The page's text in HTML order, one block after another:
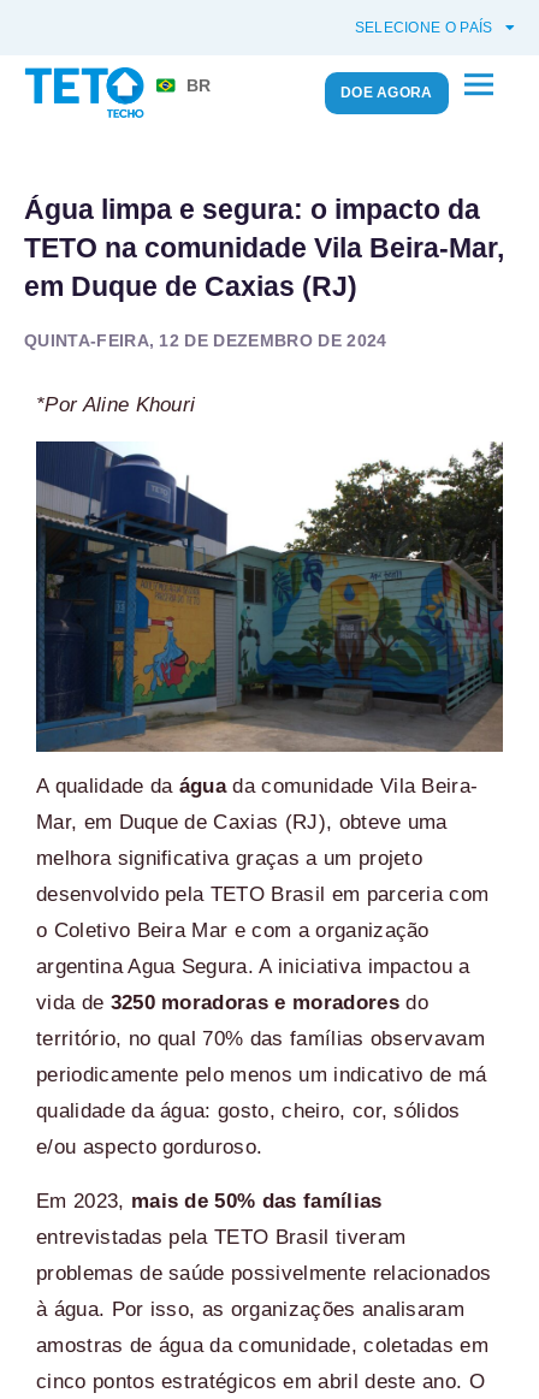
SELECIONE O PAÍS
BR DOE AGORA
Água limpa e segura: o impacto da
TETO na comunidade Vila Beira-Mar,
em Duque de Caxias (RJ)
QUINTA-FEIRA, 12 DE DEZEMBRO DE 2024
*Por Aline Khouri
A qualidade da águada comunidade Vila Beira-
Mar, em Duque de Caxias (RJ), obteve uma
melhora significativa graças a um projeto
desenvolvido pela TETO Brasil em parceria com
o Coletivo Beira Mar e com a organização
argentina Agua Segura. A iniciativa impactou a
vida de 3250 moradoras e moradoresdo
território, no qual 70% das famílias observavam
periodicamente pelo menos um indicativo de má
qualidade da água: gosto, cheiro, cor, sólidos
e/ou aspecto gorduroso.
Em 2023, mais de 50% das famílias
entrevistadas pela TETO Brasil tiveram
problemas de saúde possivelmente relacionados
à água. Por isso, as organizações analisaram
amostras de água da comunidade, coletadas em
cinco pontos estratégicos em abril deste ano. O